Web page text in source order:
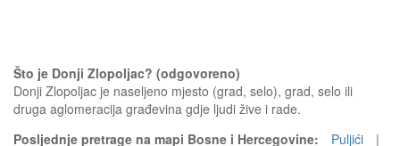
Što je Donji Zlopoljac? (odgovoreno)
Donji Zlopoljac je naseljeno mjesto (grad, selo), grad, selo ili
druga aglomeracija građevina gdje ljudi žive i rade.
Posljednje pretrage na mapi Bosne i Hercegovine:
Puljići
|